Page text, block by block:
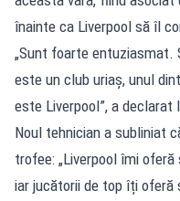
înainte ca Liverpool să îl
„Sunt foarte entuziasmat.
este un club uriaș, unul
este Liverpool”, a declarat
Noul tehnician a subliniat
trofee: „Liverpool îmi
iar jucătorii de top îți